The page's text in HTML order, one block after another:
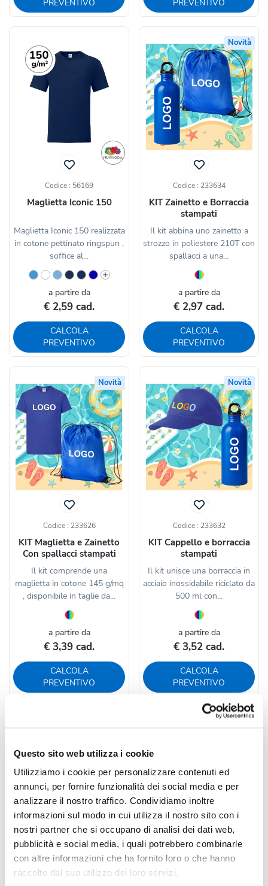
Questo sito web utilizza i cookie
Utilizziamo i cookie per personalizzare contenuti ed
annunci, per fornire funzionalità dei social media e per
analizzare il nostro traffico. Condividiamo inoltre
informazioni sul modo in cui utilizza il nostro sito con i
nostri partner che si occupano di analisi dei dati web,
pubblicità e social media, i quali potrebbero combinarle
con altre informazioni che ha fornito loro o che hanno
raccolto dal suo utilizzo dei loro servizi.
PREVENTIVO PREVENTIVO
Codice : 56169
Maglietta Iconic 150
Maglietta Iconic 150 realizzata
in cotone pettinato ringspun ,
soffice al...
a partire da
€ 2,59 cad.
CALCOLA
PREVENTIVO
Novità
Codice : 233634
KIT Zainetto e Borraccia
stampati
Il kit abbina uno zainetto a
strozzo in poliestere 210T con
spallacci a una...
a partire da
€ 2,97 cad.
CALCOLA
PREVENTIVO
Novità
Codice : 233626
KIT Maglietta e Zainetto
Con spallacci stampati
Il kit comprende una
maglietta in cotone 145 g/mq
, disponibile in taglie da...
a partire da
€ 3,39 cad.
CALCOLA
PREVENTIVO
Novità
Codice : 233632
KIT Cappello e borraccia
stampati
Il kit unisce una borraccia in
acciaio inossidabile riciclato da
500 ml con...
a partire da
€ 3,52 cad.
CALCOLA
PREVENTIVO